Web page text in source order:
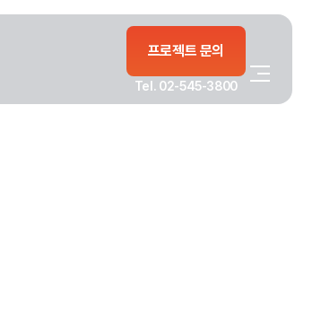
프로젝트 문의
Tel. 02-545-3800